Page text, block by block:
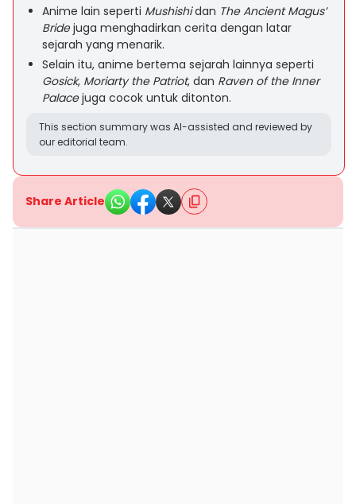
Anime lain seperti Mushishidan The Ancient Magus’
Bridejuga menghadirkan cerita dengan latar
sejarah yang menarik.
Selain itu, anime bertema sejarah lainnya seperti
Gosick, Moriarty the Patriot, dan Raven of the Inner
Palacejuga cocok untuk ditonton.
This section summary was AI-assisted and reviewed by
our editorial team.
Share Article